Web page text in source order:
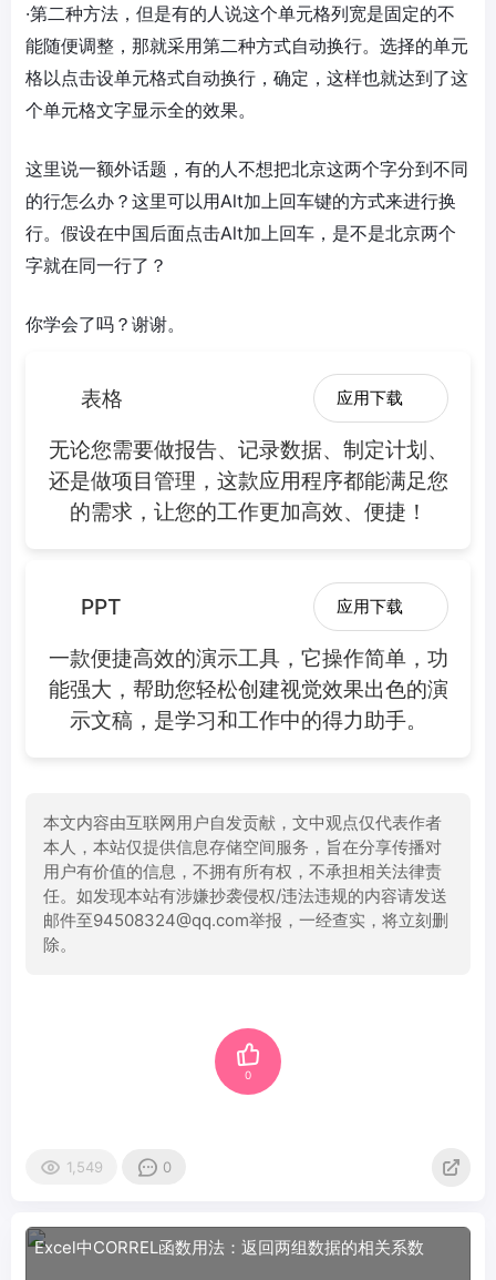
·第二种方法，但是有的人说这个单元格列宽是固定的不
能随便调整，那就采用第二种方式自动换行。选择的单元
格以点击设单元格式自动换行，确定，这样也就达到了这
个单元格文字显示全的效果。
这里说一额外话题，有的人不想把北京这两个字分到不同
的行怎么办？这里可以用Alt加上回车键的方式来进行换
行。假设在中国后面点击Alt加上回车，是不是北京两个
字就在同一行了？
你学会了吗？谢谢。
表格 应用下载
无论您需要做报告、记录数据、制定计划、
还是做项目管理，这款应用程序都能满足您
的需求，让您的工作更加高效、便捷！
PPT 应用下载
一款便捷高效的演示工具，它操作简单，功
能强大，帮助您轻松创建视觉效果出色的演
示文稿，是学习和工作中的得力助手。
本文内容由互联网用户自发贡献，文中观点仅代表作者
本人，本站仅提供信息存储空间服务，旨在分享传播对
用户有价值的信息，不拥有所有权，不承担相关法律责
任。如发现本站有涉嫌抄袭侵权/违法违规的内容请发送
邮件至94508324@qq.com举报，一经查实，将立刻删
除。
0
1,549 0
Excel中CORREL函数用法：返回两组数据的相关系数